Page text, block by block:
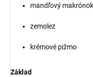
mandľový makrónok
zemolez
krémové pižmo
Základ